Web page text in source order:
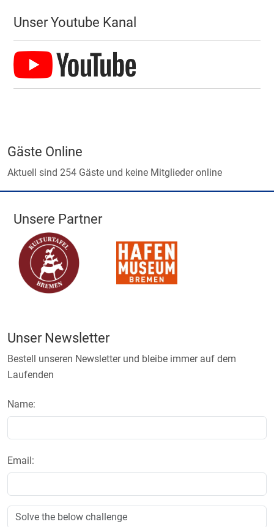
Unser Youtube Kanal
Gäste Online
Aktuell sind 254 Gäste und keine Mitglieder online
Unsere Partner
Unser Newsletter
Bestell unseren Newsletter und bleibe immer auf dem
Laufenden
Name:
Email: